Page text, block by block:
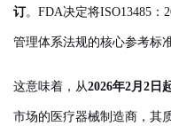
订。FDA决定将ISO13485：
管理体系法规的核心参考标准
这意味着，从2026年2月2日
市场的医疗器械制造商，其